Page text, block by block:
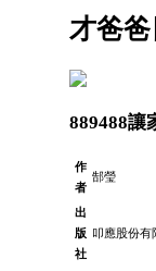
才爸
889488讓
作
者
郜瑩
出
版
社
叩應股份有